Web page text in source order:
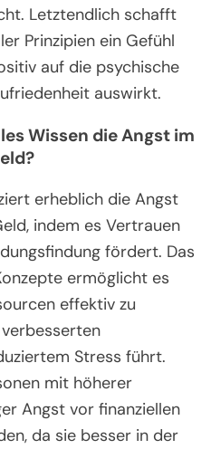
Letztendlich schafft
Prinzipien ein Gefühl
auf die psychische
auswirkt.
Wissen die Angst im
erheblich die Angst
indem es Vertrauen
fördert. Das
ermöglicht es
effektiv zu
Stress führt.
mit höherer
Angst vor finanziellen
da sie besser in der